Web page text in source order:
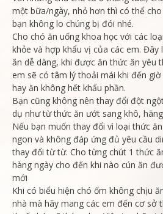
một bữa/ngày, nhỏ hơn thì có thể
bạn không lo chúng bị đói nhé.
Cho chó ăn uống khoa học với các
khỏe và hợp khẩu vị của các em.
ăn dễ dàng, khi được ăn thức ăn yêu
em sẽ có tâm lý thoải mái khi đến giờ
hay ăn không hết khẩu phần.
Bạn cũng không nên thay đổi đột
dụ như từ thức ăn ướt sang khô,
Nếu bạn muốn thay đổi vì loại thức
ngon và không đáp ứng đủ yêu cầu
thay đổi từ từ. Cho từng chút 1 thức
hàng ngày cho đến khi nào cún ăn
mới
Khi có biểu hiện chó ốm không chịu
nhà mà hãy mang các em đến cơ sở